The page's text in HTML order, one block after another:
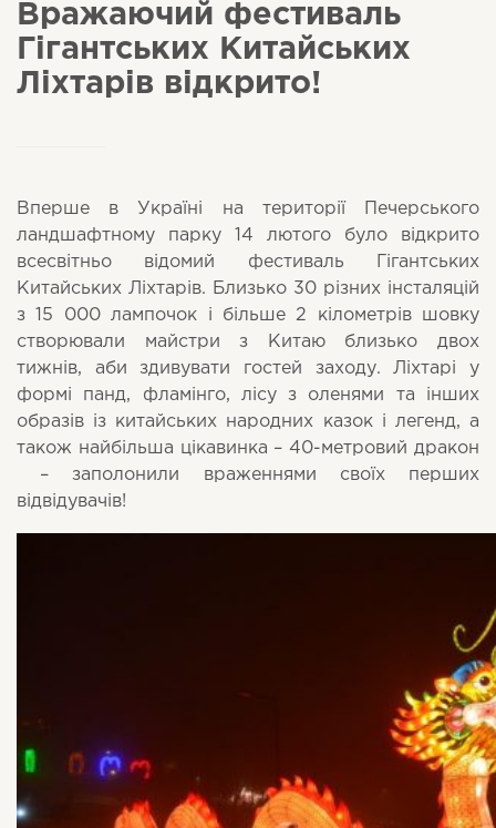
Вражаючий фестиваль
Гігантських Китайських
Ліхтарів відкрито!
Вперше в Україні на території Печерського
ландшафтному парку 14 лютого було відкрито
всесвітньо відомий фестиваль Гігантських
Китайських Ліхтарів. Близько 30 різних інсталяцій
з 15 000 лампочок і більше 2 кілометрів шовку
створювали майстри з Китаю близько двох
тижнів, аби здивувати гостей заходу. Ліхтарі у
формі панд, фламінго, лісу з оленями та інших
образів із китайських народних казок і легенд, а
також найбільша цікавинка – 40-метровий дракон
– заполонили враженнями своїх перших
відвідувачів!